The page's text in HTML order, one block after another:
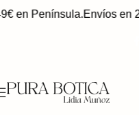
en Península.Envíos en